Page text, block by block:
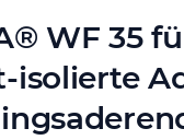
WF 35
isolierte